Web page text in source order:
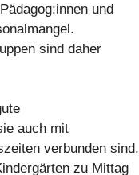
und
sind daher
auch mit
verbunden sind.
zu Mittag